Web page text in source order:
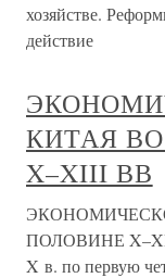
хозяйстве.
действие
КИТАЯ
X–XIII ВВ
ПОЛОВИНЕ X–XIII
X в. по первую